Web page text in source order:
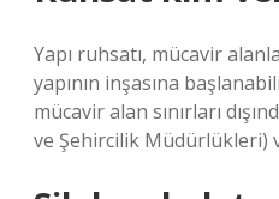
Yapı ruhsatı, mücavir
yapının inşasına
mücavir alan sınırları
ve Şehircilik Müdürlükleri)